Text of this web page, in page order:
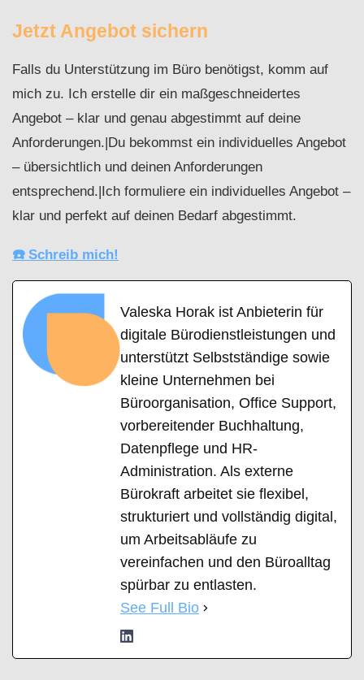
Jetzt Angebot sichern
Falls du Unterstützung im Büro benötigst, komm auf
mich zu. Ich erstelle dir ein maßgeschneidertes
Angebot – klar und genau abgestimmt auf deine
Anforderungen.|Du bekommst ein individuelles Angebot
– übersichtlich und deinen Anforderungen
entsprechend.|Ich formuliere ein individuelles Angebot –
klar und perfekt auf deinen Bedarf abgestimmt.
☎️ Schreib mich!
Valeska Horak ist Anbieterin für
digitale Bürodienstleistungen und
unterstützt Selbstständige sowie
kleine Unternehmen bei
Büroorganisation, Office Support,
vorbereitender Buchhaltung,
Datenpflege und HR-
Administration. Als externe
Bürokraft arbeitet sie flexibel,
strukturiert und vollständig digital,
um Arbeitsabläufe zu
vereinfachen und den Büroalltag
spürbar zu entlasten.
See Full Bio